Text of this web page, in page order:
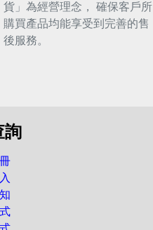
貨」為經營理念， 確保客戶所
購買產品均能享受到完善的售
後服務。
詢